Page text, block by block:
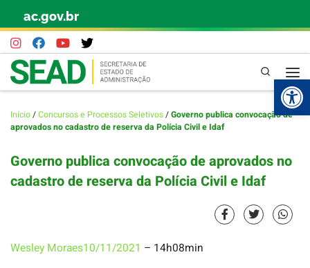
Skip to content
ac.gov.br
Pesquisa
Início/Concursos e Processos Seletivos/Governo publica convocação de
aprovados no cadastro de reserva da Polícia Civil e Idaf
Governo publica convocação de aprovados no
cadastro de reserva da Polícia Civil e Idaf
Wesley Moraes10/11/2021 – 14h08min